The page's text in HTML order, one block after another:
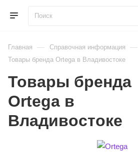
Главная — Справочная информация —
Товары бренда Ortega в Владивостоке
Товары бренда
Ortega в
Владивостоке